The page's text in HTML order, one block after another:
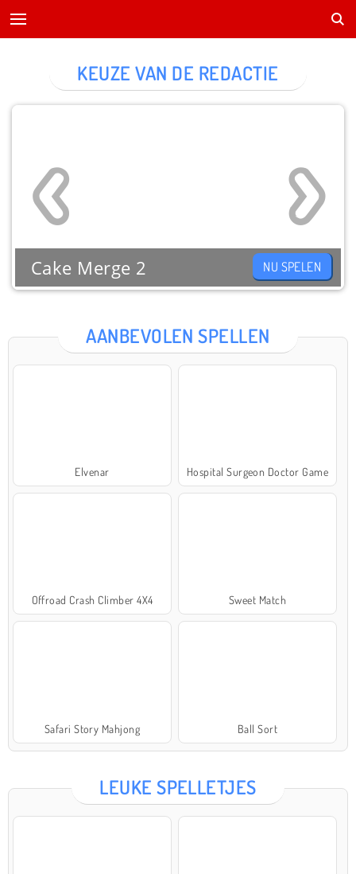
AANBEVOLEN SPELLEN
Elvenar Hospital Surgeon Doctor Game
Offroad Crash Climber 4X4 Sweet Match
Safari Story Mahjong Ball Sort
KEUZE VAN DE REDACTIE
Cake Merge 2 NU SPELEN
LEUKE SPELLETJES